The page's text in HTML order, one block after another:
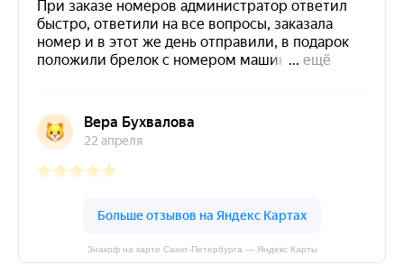
Знакоф на карте Санкт‑Петербурга — Яндекс Карты